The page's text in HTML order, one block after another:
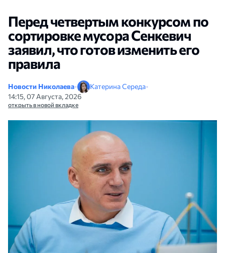
Перед четвертым конкурсом по
сортировке мусора Сенкевич
заявил, что готов изменить его
правила
Новости Николаева• Катерина Середа•
14:15, 07 Августа, 2026
открыть в новой вкладке